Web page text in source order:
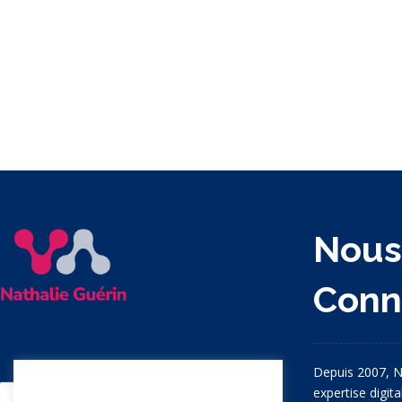
Nous
Depuis 2007,
expertise